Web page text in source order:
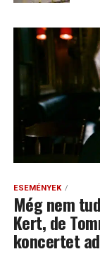
ESEMÉNYEK
Még nem
Kert, de
koncertet